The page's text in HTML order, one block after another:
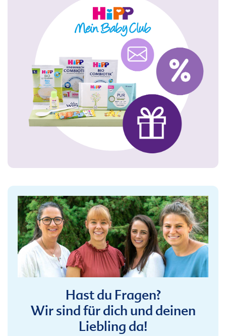
Hast du Fragen?
Wir sind für dich und deinen
Liebling da!